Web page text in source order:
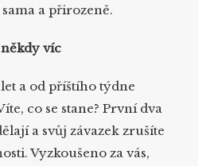
a přirozeně.
víc
a od příštího týdne
co se stane? První dva
a svůj závazek zrušíte
Vyzkoušeno za vás,